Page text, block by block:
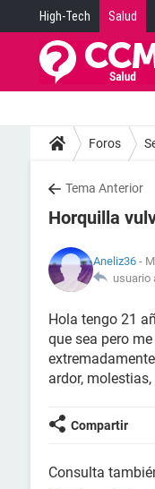
High-Tech Salud
Foros
Tema Anterior
Horquilla
Aneliz36 -
usuario
Hola tengo 21
que sea pero
ardor,
Compartir
Consulta